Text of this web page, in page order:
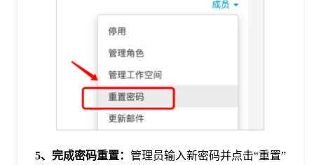
5、完成密码重置： 管理员输入新密码并点击“重置”